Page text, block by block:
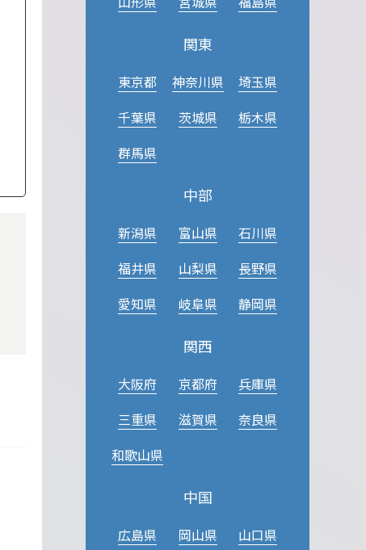
関東
東京都 神奈川県
埼玉県
千葉県
茨城県
栃木県
群馬県
中部
新潟県 富山県
石川県
福井県
山梨県
長野県
愛知県
岐阜県 静岡県
関西
大阪府 京都府
兵庫県
三重県
滋賀県
奈良県
和歌山県
中国
広島県 岡山県
山口県